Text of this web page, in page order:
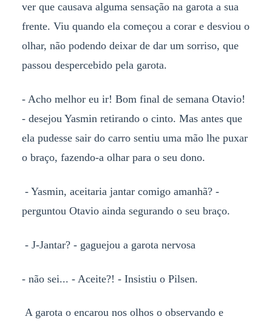
ver que causava alguma sensação na garota a sua
frente. Viu quando ela começou a corar e desviou o
olhar, não podendo deixar de dar um sorriso, que
passou despercebido pela garota.
- Acho melhor eu ir! Bom final de semana Otavio!
- desejou Yasmin retirando o cinto. Mas antes que
ela pudesse sair do carro sentiu uma mão lhe puxar
o braço, fazendo-a olhar para o seu dono.
- Yasmin, aceitaria jantar comigo amanhã? -
perguntou Otavio ainda segurando o seu braço.
- J-Jantar? - gaguejou a garota nervosa
- não sei... - Aceite?! - Insistiu o Pilsen.
A garota o encarou nos olhos o observando e